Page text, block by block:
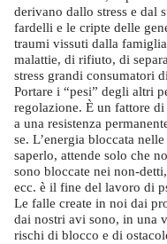
derivano dallo stress e dal
fardelli e le cripte delle
traumi vissuti dalla
malattie, di rifiuto, di
stress grandi consumatori
Portare i “pesi” degli altri
regolazione. È un fattore
a una resistenza
se. L’energia bloccata
saperlo, attende solo che
sono bloccate nei non-
ecc. è il fine del lavoro di
Le falle create in noi dai
dai nostri avi sono, in una
rischi di blocco e di